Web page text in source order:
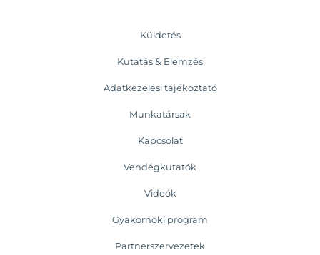
Küldetés
Kutatás & Elemzés
Adatkezelési tájékoztató
Munkatársak
Kapcsolat
Vendégkutatók
Videók
Gyakornoki program
Partnerszervezetek